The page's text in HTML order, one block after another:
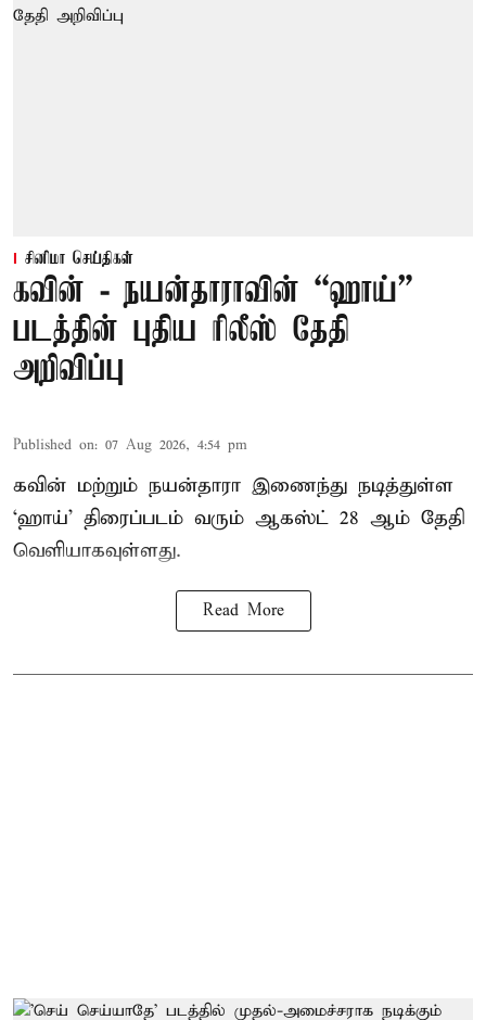
சினிமா செய்திகள்
கவின் - நயன்தாராவின் “ஹாய்”
படத்தின் புதிய ரிலீஸ் தேதி
அறிவிப்பு
Published on: 07 Aug 2026, 4:54 pm
கவின் மற்றும் நயன்தாரா இணைந்து நடித்துள்ள
‘ஹாய்’ திரைப்படம் வரும் ஆகஸ்ட் 28 ஆம் தேதி
வெளியாகவுள்ளது.
Read More